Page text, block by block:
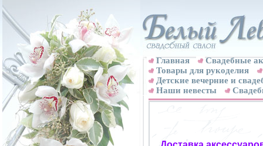
Главная
Свадебные
Товары для рукоделия
Детские вечерние и
Наши невесты